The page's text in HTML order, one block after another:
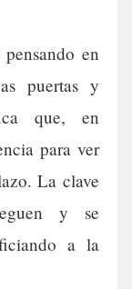
en
puertas y
que, en
para ver
La clave
y se
a la